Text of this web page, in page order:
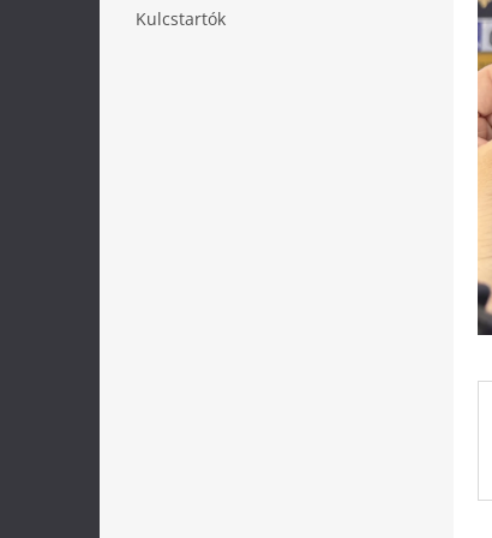
Kulcstartók